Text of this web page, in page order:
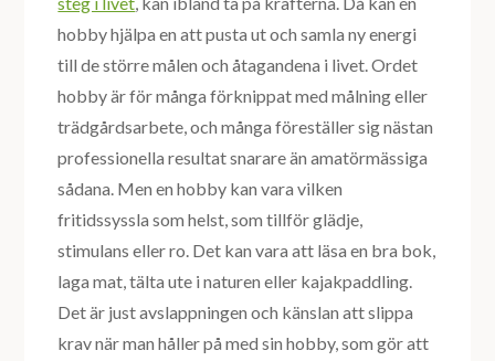
hobby hjälpa en att pusta ut och samla ny energi
till de större målen och åtagandena i livet. Ordet
hobby är för många förknippat med målning eller
trädgårdsarbete, och många föreställer sig nästan
professionella resultat snarare än amatörmässiga
sådana. Men en hobby kan vara vilken
fritidssyssla som helst, som tillför glädje,
stimulans eller ro. Det kan vara att läsa en bra bok,
laga mat, tälta ute i naturen eller kajakpaddling.
Det är just avslappningen och känslan att slippa
krav när man håller på med sin hobby, som gör att